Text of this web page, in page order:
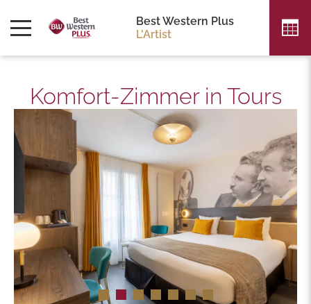
Best Western Plus
L'Artist
Komfort-Zimmer in Tours